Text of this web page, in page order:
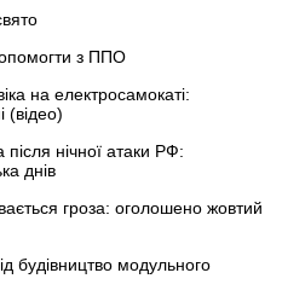
з ППО
на електросамокаті:
(відео)
нічної атаки РФ:
днів
гроза: оголошено жовтий
будівництво модульного